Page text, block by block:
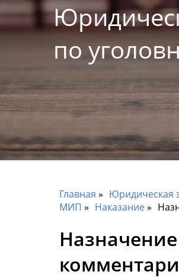
по
Главная Юридическая
МИП
Наказание